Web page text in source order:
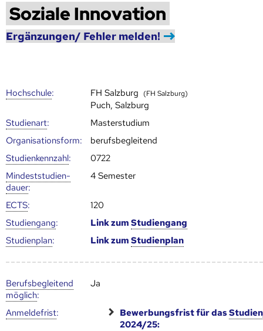
Soziale Innovation
Ergänzungen/ Fehler melden!
Hoch­schule: FH Salzburg (FH Salzburg)
Puch, Salzburg
Studienart:
Masterstudium
Organisationsform:
berufsbegleitend
Studien­kenn­zahl:
0722
Mindest­studien­
dauer:
4 Semester
ECTS:
120
Studien­gang: Link zumStudien­gang
Studien­plan: Link zumStudien­plan
Berufs­begleitend
möglich:
Ja
Anmelde­frist: Bewerbungsfrist für das
2024/25: